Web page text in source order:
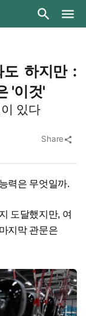
하지만 :
'이것'
있다
Share share
력은 무엇일까.
도달했지만, 여
지막 관문은